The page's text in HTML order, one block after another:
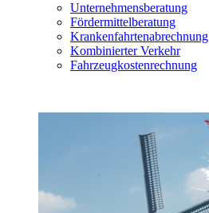
Unternehmensberatung
Fördermittelberatung
Krankenfahrtenabrechnung
Kombinierter Verkehr
Fahrzeugkostenrechnung